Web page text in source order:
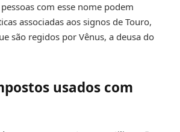
com esse nome podem
associadas aos signos de Touro,
são regidos por Vênus, a deusa do
usados com